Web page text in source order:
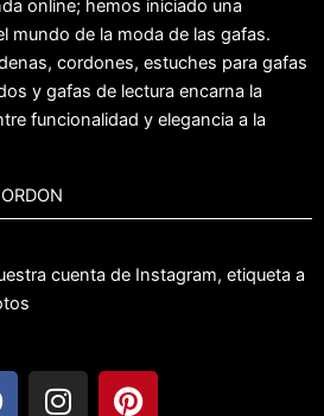
online; hemos iniciado una
mundo de la moda de las gafas.
cordones, estuches para gafas
y gafas de lectura encarna la
funcionalidad y elegancia a la
cuenta de Instagram, etiqueta a
I
P